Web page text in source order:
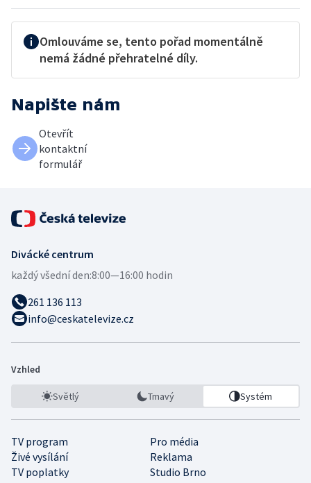
Omlouváme se, tento pořad momentálně
nemá žádné přehratelné díly.
Napište nám
Otevřít
kontaktní
formulář
Divácké centrum
každý všední den:8:00—16:00 hodin
261 136 113
info@ceskatelevize.cz
Vzhled
Světlý Tmavý Systém
TV program
Pro média
Živé vysílání
Reklama
TV poplatky
Studio Brno